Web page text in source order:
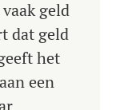
geld
dat geld
het
een